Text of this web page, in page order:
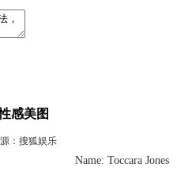
感美图
：搜狐娱乐
Name: Toccara Jones